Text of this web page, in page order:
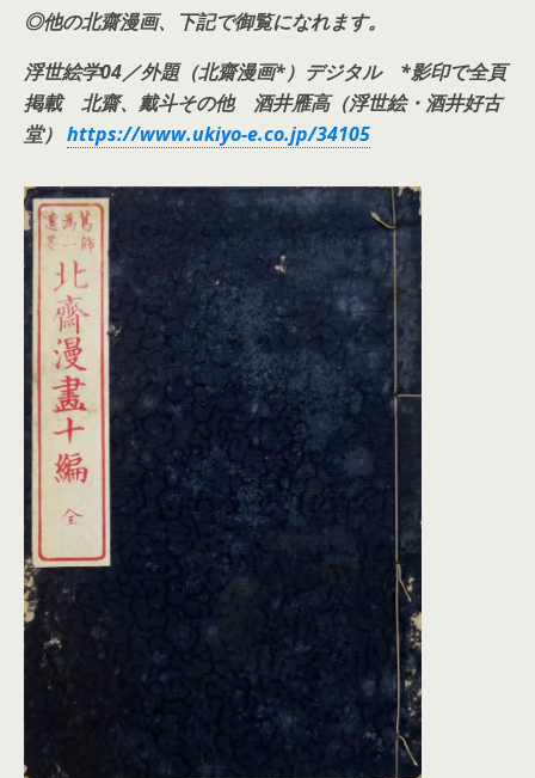
◎他の北齋漫画、下記で御覧になれます。
浮世絵学04／外題（北齋漫画*）デジタル *影印で全頁
掲載 北齋、戴斗その他 酒井雁高（浮世絵・酒井好古
堂） https://www.ukiyo-e.co.jp/34105